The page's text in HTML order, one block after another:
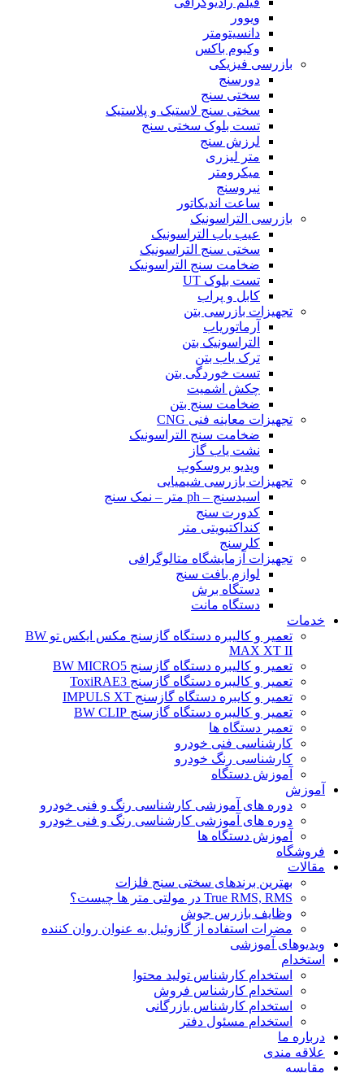
ویوور
دانسیتومتر
وکیوم باکس
بازرسی فیزیکی
دورسنج
سختی سنج
سختی سنج لاستیک و پلاستیک
تست بلوک سختی سنج
لرزش سنج
متر لیزری
میکرومتر
نیروسنج
ساعت اندیکاتور
بازرسی التراسونیک
عیب یاب التراسونیک
سختی سنج التراسونیک
ضخامت سنج التراسونیک
تست بلوک UT
کابل و پراب
تجهیزات بازرسی بتن
آرماتوریاب
التراسونیک بتن
ترک یاب بتن
تست خوردگی بتن
چکش اشمیت
ضخامت سنج بتن
تجهیزات معاینه فنی CNG
ضخامت سنج التراسونیک
نشت یاب گاز
ویدیو بروسکوپ
تجهیزات بازرسی شیمیایی
اسیدسنج – ph متر – نمک سنج
کدورت سنج
کنداکتیویتی متر
کلرسنج
تجهیزات آزمایشگاه متالوگرافی
لوازم بافت سنج
دستگاه برش
دستگاه مانت
خدمات
تعمیر و کالیبره دستگاه گازسنج مکس ایکس تو BW
MAX XT II
تعمیر و کالیبره دستگاه گازسنج BW MICRO5
تعمیر و کالیبره دستگاه گازسنج ToxiRAE3
تعمیر و کایبره دستگاه گازسنج IMPULS XT
تعمیر و کالیبره دستگاه گازسنج BW CLIP
تعمیر دستگاه ها
کارشناسی فنی خودرو
کارشناسی رنگ خودرو
آموزش دستگاه
آموزش
دوره های آموزشی کارشناسی رنگ و فنی خودرو
دوره های آموزشی کارشناسی رنگ و فنی خودرو
آموزش دستگاه ها
فروشگاه
مقالات
بهترین برندهای سختی سنج فلزات
True RMS, RMS در مولتی متر ها چیست؟
وظایف بازرس جوش
مضرات استفاده از گازوئیل به عنوان روان کننده
ویدیوهای آموزشی
استخدام
استخدام کارشناس تولید محتوا
استخدام کارشناس فروش
استخدام کارشناس بازرگانی
استخدام مسئول دفتر
درباره ما
علاقه مندی
مقایسه